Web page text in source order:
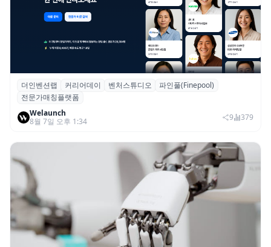
더인벤션랩·커리어데이, 스타트업 전문가 매
칭 플랫폼 ‘파인풀’ 출시
더인벤션랩 커리어데이 벤처스튜디오
파인풀(Finepool)
전문가매칭플랫폼
Welaunch
8월 7일 오후 1:34
9 379